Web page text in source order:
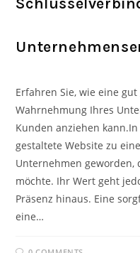
Erfahren Sie, wie eine
Wahrnehmung Ihres
Kunden anziehen
gestaltete Website zu
Unternehmen geworden,
möchte. Ihr Wert geht
Präsenz hinaus. Eine
eine…